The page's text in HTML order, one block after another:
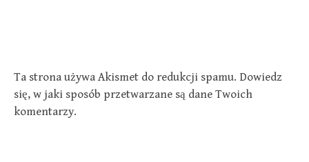
Ta strona używa Akismet do redukcji spamu. Dowiedz
się, w jaki sposób przetwarzane są dane Twoich
komentarzy.